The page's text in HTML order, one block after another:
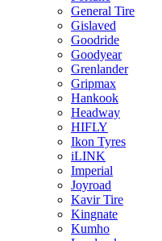
General Tire
Gislaved
Goodride
Goodyear
Grenlander
Gripmax
Hankook
Headway
HIFLY
Ikon Tyres
iLINK
Imperial
Joyroad
Kavir Tire
Kingnate
Kumho